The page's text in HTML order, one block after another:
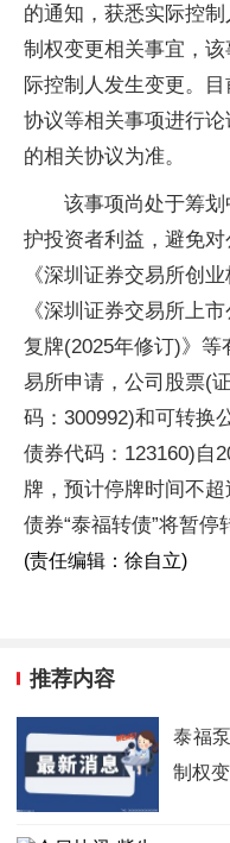
的通知，获悉实际控
制权变更相关事宜，
际控制人发生变更。
协议等相关事项进行
的相关协议为准。
该事项尚处于筹
护投资者利益，避免
《深圳证券交易所创
《深圳证券交易所上
复牌(2025年修订)》
易所申请，公司股票(
码：300992)和可转换
债券代码：123160)自
牌，预计停牌时间不
债券“泰福转债”将暂停
(责任编辑：徐自立)
推荐内容
泰福
制权